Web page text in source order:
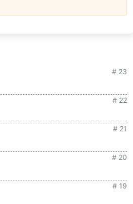
# 23
# 22
# 21
# 20
# 19